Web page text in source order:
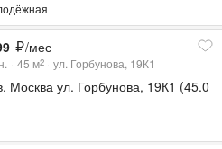
/мес
45 м2 ул. Горбунова, 19К1
Москва ул. Горбунова, 19К1 (45.0